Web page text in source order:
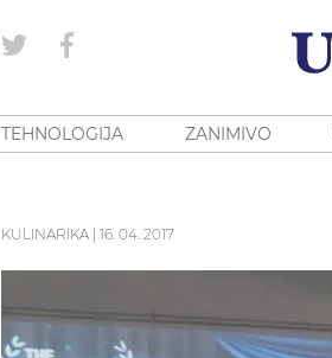
TEHNOLOGIJA ZANIMIVO
KULINARIKA 16. 04. 2017